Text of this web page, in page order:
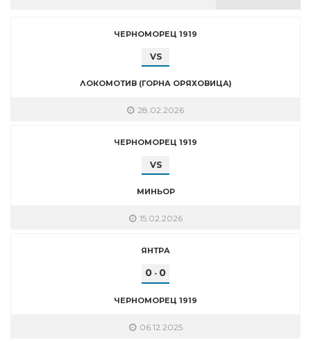
ЧЕРНОМОРЕЦ 1919
VS
ЛОКОМОТИВ (ГОРНА ОРЯХОВИЦА)
28.02.2026
ЧЕРНОМОРЕЦ 1919
VS
МИНЬОР
15.02.2026
ЯНТРА
0 - 0
ЧЕРНОМОРЕЦ 1919
06.12.2025